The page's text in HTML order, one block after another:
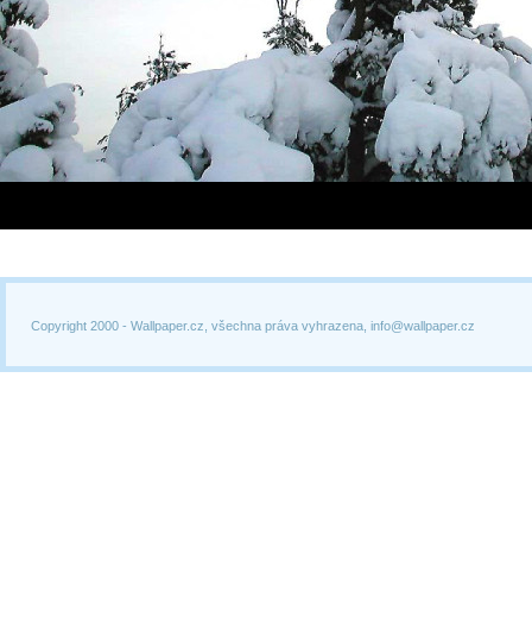
Copyright 2000 - Wallpaper.cz, všechna práva vyhrazena, info@wallpaper.cz